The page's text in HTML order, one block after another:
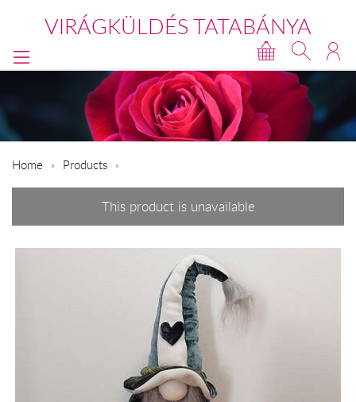
VIRÁGKÜLDÉS TATABÁNYA
Home Products
This product is unavailable